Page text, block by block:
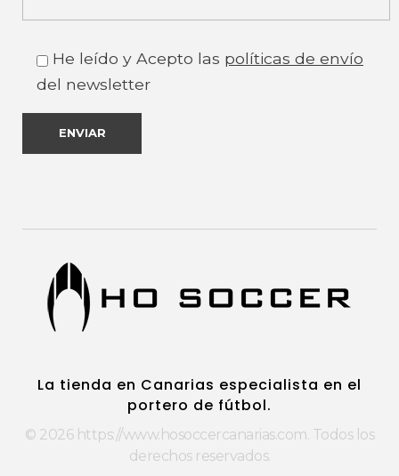
He leído y Acepto las políticas de envío
del newsletter
La tienda en Canarias especialista en el
portero de fútbol.
© 2026 https://www.hosoccercanarias.com. Todos los
derechos reservados.